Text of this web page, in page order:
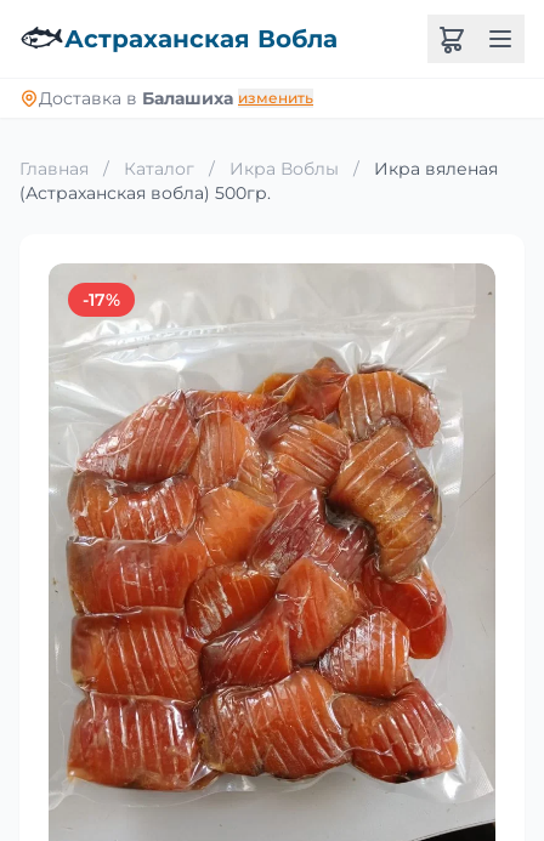
🐟Астраханская Вобла
Доставка в Балашиха изменить
Главная / Каталог / Икра Воблы /
Икра вяленая
(Астраханская вобла) 500гр.
-17%